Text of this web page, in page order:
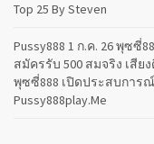
Top 25 By Steven
Pussy888 1 ก.ค. 26 พุซ
สมัครรับ 500 สมจริง เสี
พุซซี่888 เปิดประสบการณ์
Pussy888play.me